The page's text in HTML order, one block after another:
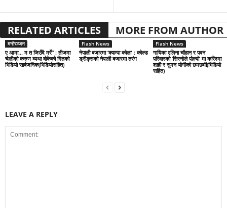
RELATED ARTICLES MORE FROM AUTHOR
मनोरञ्जन
ए आमा… म त जिउँदै मरेँ” : तीजमा
चेलीको करुण व्यथा बोकेको गितको
भिडियो सार्बजनिक(भिडियोसहित)
Flash News
नेपाली बजारमा ‘क्याम्पा कोला’ : कोल्ड
ड्रीङ्सको नेपाली बजारमा तरंग
Flash News
गायिका एलिना चौहान र पवन
परिवारको ‘सिस्नोले पोल्यो’ मा करिश्मा
शाही र सुमन योगीको छमछमी(भिडियो
सहित)
LEAVE A REPLY